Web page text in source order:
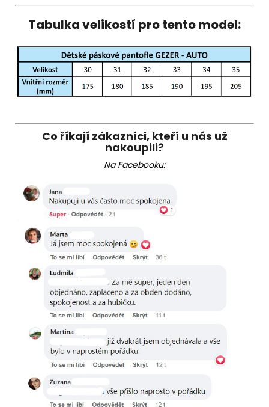
Tabulka velikostí pro tento model:
Co říkají zákazníci, kteří u nás už
nakoupili?
Na Facebooku: